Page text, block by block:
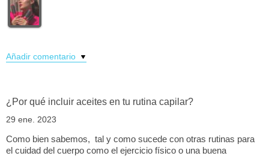
Añadir comentario
¿Por qué incluir aceites en tu rutina capilar?
29 ene. 2023
Como bien sabemos, tal y como sucede con otras rutinas para
el cuidad del cuerpo como el ejercicio físico o una buena